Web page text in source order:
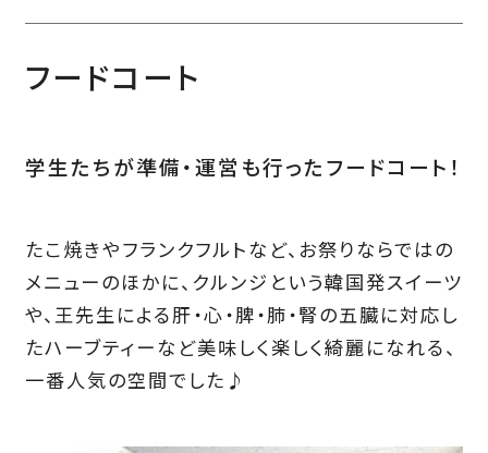
フードコート
学生たちが準備・運営も行ったフードコート！
たこ焼きやフランクフルトなど、お祭りならではの
メニューのほかに、クルンジという韓国発スイーツ
や、王先生による肝・心・脾・肺・腎の五臓に対応し
たハーブティーなど美味しく楽しく綺麗になれる、
一番人気の空間でした♪